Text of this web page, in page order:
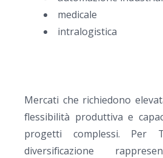
medicale
intralogistica
Mercati che richiedono
flessibilità produttiva e
progetti complessi. Per
diversificazione